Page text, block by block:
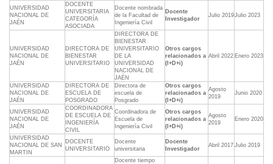
UNIVERSIDAD
NACIONAL DE
JAÉN
DOCENTE
UNIVERSITARIA
CATEGORÍA
ASOCIADA
Docente nombrada
de la Facultad de
Ingeniería Civil
Docente
Investigador
Julio 2019Julio 2023
UNIVERSIDAD
NACIONAL DE
JAÉN
DIRECTORA DE
BIENESTAR
UNIVERSITARIO
DIRECTORA DE
BIENESTAR
UNIVERSITARIO
DE LA
UNIVERSIDAD
NACIONAL DE
JAÉN
Otros cargos
relacionados a
(I+D+i)
Abril 2022 Enero 2023
UNIVERSIDAD
NACIONAL DE
JAÉN
DIRECTORA DE
ESCUELA DE
POSGRADO
Directora de
escuela de
Posgrado
Otros cargos
relacionados a
(I+D+i)
Agosto
2019
Junio 2020
UNIVERSIDAD
NACIONAL DE
JAÉN
COORDINADORA
DE ESCUELA DE
INGENIERÍA
CIVIL
Coordinadora de
Escuela de
Ingeniería Civil
Otros cargos
relacionados a
(I+D+i)
Agosto
2019
Enero 2020
UNIVERSIDAD
NACIONAL DE SAN
MARTIN
DOCENTE
UNIVERSITARIO
Docente
universitaria
Docente
Investigador
Abril 2017 Julio 2019
Docente tiempo